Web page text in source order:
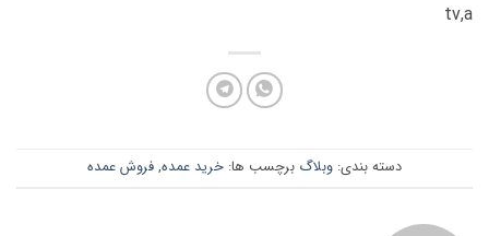
tv,a
دسته بندی: وبلاگ برچسب ها: خرید عمده, فروش عمده